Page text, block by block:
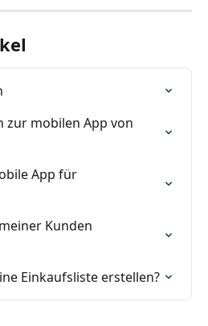
zur mobilen App von
App für
Kunden
Einkaufsliste erstellen?